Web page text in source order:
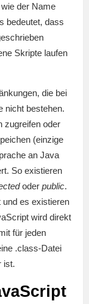
der Name
bedeutet, dass
Skripte laufen
die bei
nicht bestehen.
zugreifen oder
(einzige
an Java
So existieren
oder public.
und es existieren
wird direkt
für jeden
.class-Datei
ist.